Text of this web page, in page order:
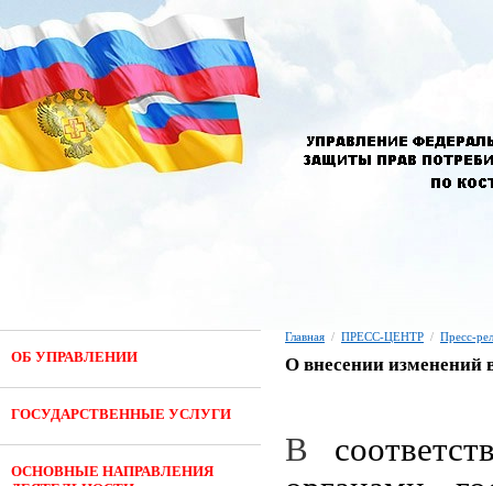
ОБ УПРАВЛЕНИИ
ГОСУДАРСТВЕННЫЕ УСЛУГИ
ОСНОВНЫЕ НАПРАВЛЕНИЯ
Главная / ПРЕСС-ЦЕНТР / Пресс-
О внесении изменений
В